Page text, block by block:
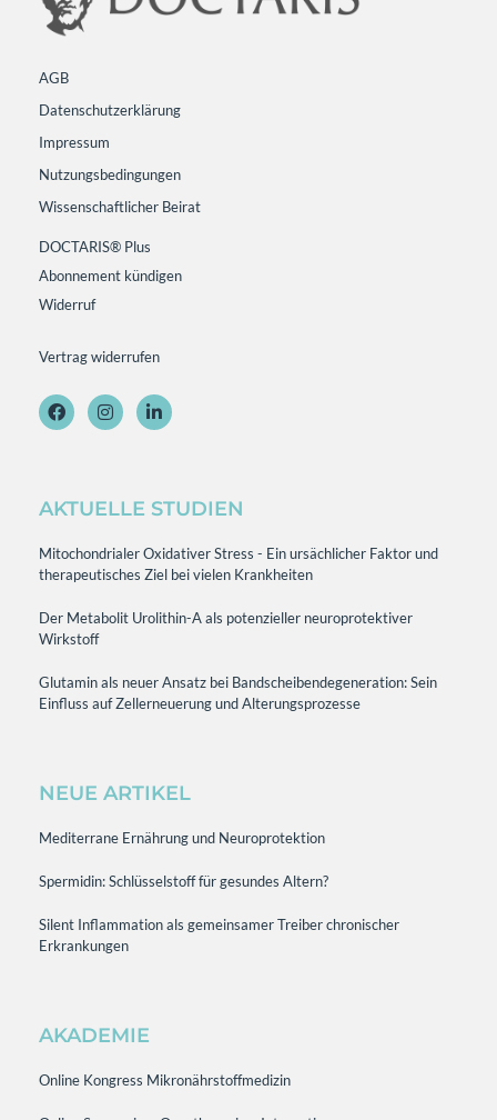
AGB
Datenschutzerklärung
Impressum
Nutzungsbedingungen
Wissenschaftlicher Beirat
DOCTARIS® Plus
Abonnement kündigen
Widerruf
Vertrag widerrufen
AKTUELLE STUDIEN
Mitochondrialer Oxidativer Stress - Ein ursächlicher Faktor und
therapeutisches Ziel bei vielen Krankheiten
Der Metabolit Urolithin-A als potenzieller neuroprotektiver
Wirkstoff
Glutamin als neuer Ansatz bei Bandscheibendegeneration: Sein
Einfluss auf Zellerneuerung und Alterungsprozesse
NEUE ARTIKEL
Mediterrane Ernährung und Neuroprotektion
Spermidin: Schlüsselstoff für gesundes Altern?
Silent Inflammation als gemeinsamer Treiber chronischer
Erkrankungen
AKADEMIE
Online Kongress Mikronährstoffmedizin